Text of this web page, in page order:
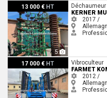
13 000 € HT
5
Kerner Multicracker MC 600
KERNER
2017 /
17 000 € HT
Farmet Kompaktomat K 600 PS
Vibroculteur
FARMET
2012 /